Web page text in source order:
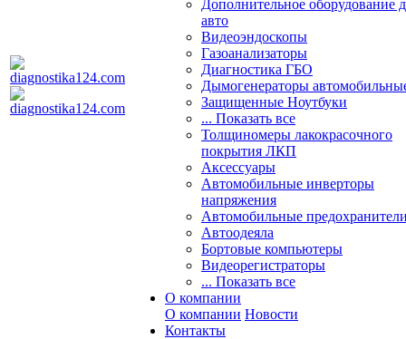
Дополнительное оборудование
авто
Видеоэндоскопы
Газоанализаторы
Диагностика ГБО
Дымогенераторы
Защищенные Ноутбуки
... Показать все
Толщиномеры лакокрасочного
покрытия ЛКП
Аксессуары
Автомобильные инверторы
напряжения
Автомобильные
Автоодеяла
Бортовые компьютеры
Видеорегистраторы
... Показать все
О компании
О компании Новости
Контакты